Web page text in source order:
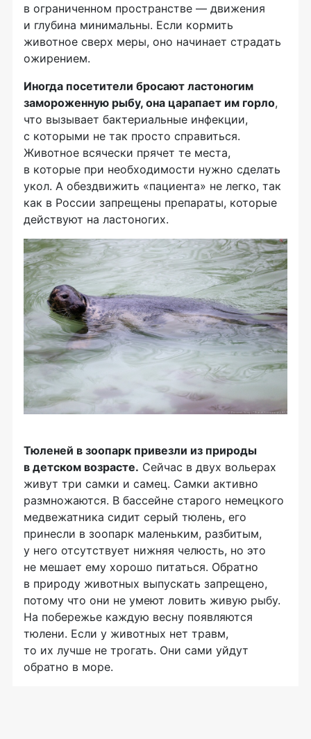
в ограниченном пространстве — движения
и глубина минимальны. Если кормить
животное сверх меры, оно начинает страдать
ожирением.
Иногда посетители бросают ластоногим
замороженную рыбу, она царапает им горло,
что вызывает бактериальные инфекции,
с которыми не так просто справиться.
Животное всячески прячет те места,
в которые при необходимости нужно сделать
укол. А обездвижить «пациента» не легко, так
как в России запрещены препараты, которые
действуют на ластоногих.
Тюленей в зоопарк привезли из природы
в детском возрасте. Сейчас в двух вольерах
живут три самки и самец. Самки активно
размножаются. В бассейне старого немецкого
медвежатника сидит серый тюлень, его
принесли в зоопарк маленьким, разбитым,
у него отсутствует нижняя челюсть, но это
не мешает ему хорошо питаться. Обратно
в природу животных выпускать запрещено,
потому что они не умеют ловить живую рыбу.
На побережье каждую весну появляются
тюлени. Если у животных нет травм,
то их лучше не трогать. Они сами уйдут
обратно в море.